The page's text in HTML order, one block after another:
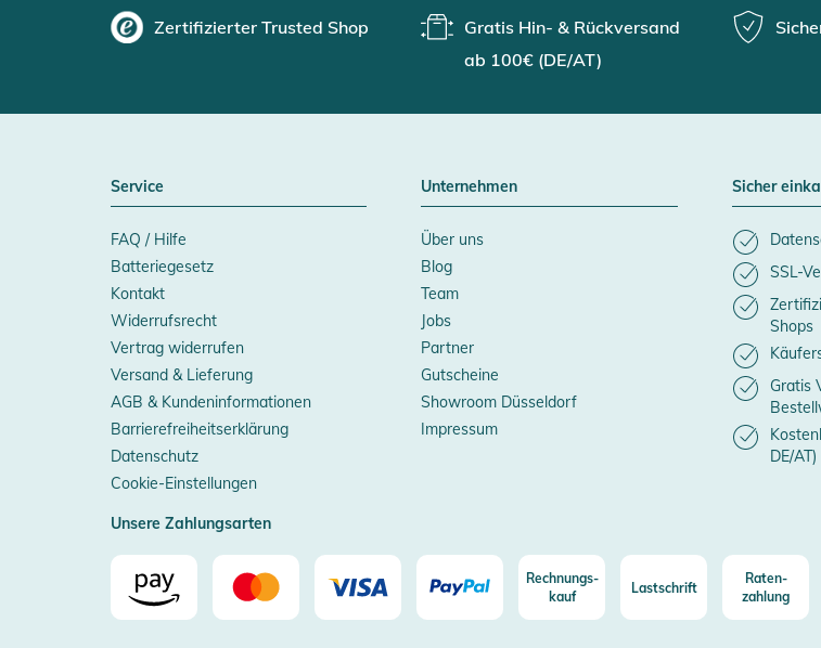
Zertifizierter Trusted Shop
Gratis Hin- & Rückversand
ab 100€ (DE/AT)
Service
FAQ / Hilfe
Batteriegesetz
Kontakt
Widerrufsrecht
Vertrag widerrufen
Versand & Lieferung
AGB & Kundeninformationen
Barrierefreiheitserklärung
Datenschutz
Cookie-Einstellungen
Unternehmen
Über uns
Blog
Team
Jobs
Partner
Gutscheine
Showroom Düsseldorf
Impressum
Sicher
SSL-
Shops
Gratis
DE/AT)
Unsere Zahlungsarten
Rechnungs-
kauf
Lastschrift
Raten-
zahlung